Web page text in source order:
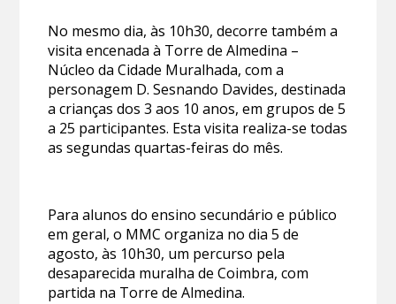
No mesmo dia, às 10h30, decorre também a
visita encenada à Torre de Almedina –
Núcleo da Cidade Muralhada, com a
personagem D. Sesnando Davides, destinada
a crianças dos 3 aos 10 anos, em grupos de 5
a 25 participantes. Esta visita realiza-se todas
as segundas quartas-feiras do mês.
Para alunos do ensino secundário e público
em geral, o MMC organiza no dia 5 de
agosto, às 10h30, um percurso pela
desaparecida muralha de Coimbra, com
partida na Torre de Almedina.